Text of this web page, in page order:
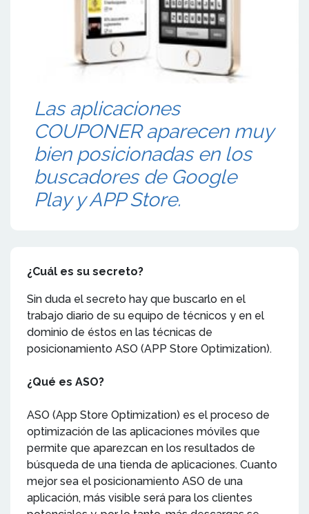
Las aplicaciones
COUPONER aparecen muy
bien posicionadas en los
buscadores de Google
Play y APP Store.
¿Cuál es su secreto?
Sin duda el secreto hay que buscarlo en el
trabajo diario de su equipo de técnicos y en el
dominio de éstos en las técnicas de
posicionamiento ASO (APP Store Optimization).
¿Qué es ASO?
ASO (App Store Optimization) es el proceso de
optimización de las aplicaciones móviles que
permite que aparezcan en los resultados de
búsqueda de una tienda de aplicaciones. Cuanto
mejor sea el posicionamiento ASO de una
aplicación, más visible será para los clientes